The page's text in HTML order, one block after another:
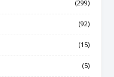
(299)
(92)
(15)
(5)